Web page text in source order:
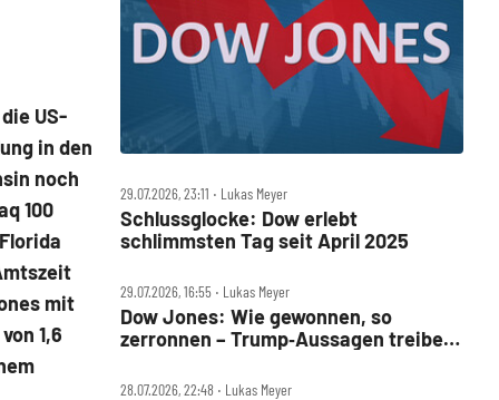
US-
in den
noch
100
mit
1,6
29.07.2026, 23:11 ‧ Lukas Meyer
Schlussglocke: Dow erlebt
schlimmsten Tag seit April 2025
29.07.2026, 16:55 ‧ Lukas Meyer
Dow Jones: Wie gewonnen, so
zerronnen – Trump‑Aussagen treiben
28.07.2026, 22:48 ‧ Lukas Meyer